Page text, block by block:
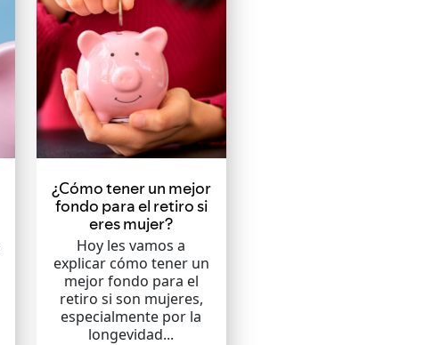
¿Cómo tener un mejor
fondo para el retiro si
eres mujer?
Hoy les vamos a
explicar cómo tener un
mejor fondo para el
retiro si son mujeres,
especialmente por la
longevidad...